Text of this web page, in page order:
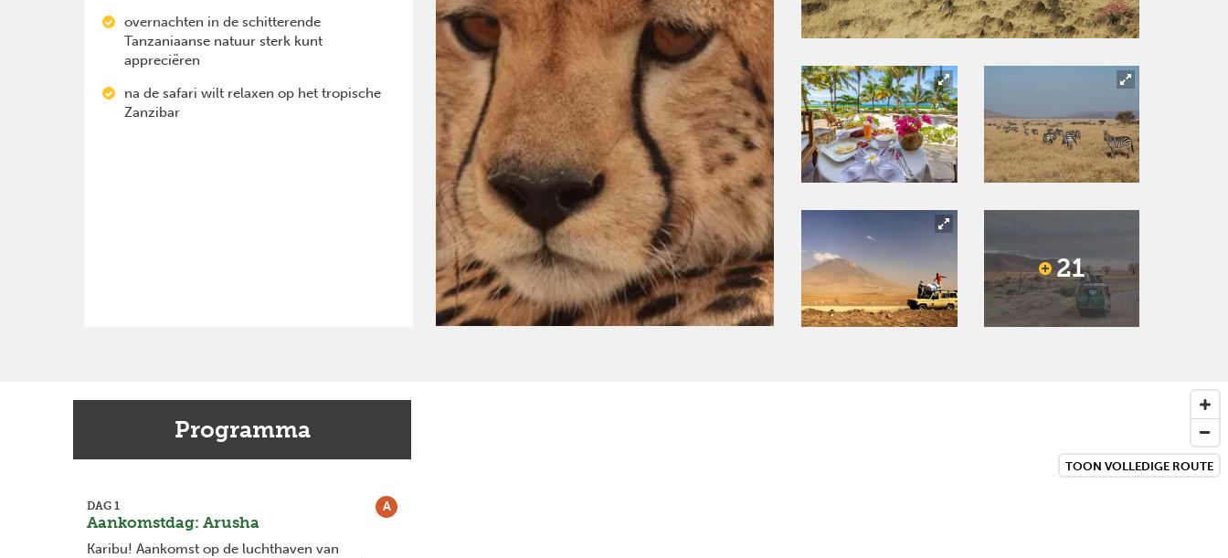
overnachten in de schitterende
Tanzaniaanse natuur sterk kunt
appreciëren
na de safari wilt relaxen op het tropische
Zanzibar
21
TOON VOLLEDIGE ROUTE
Programma
A
DAG 1
Aankomstdag: Arusha
Karibu! Aankomst op de luchthaven van